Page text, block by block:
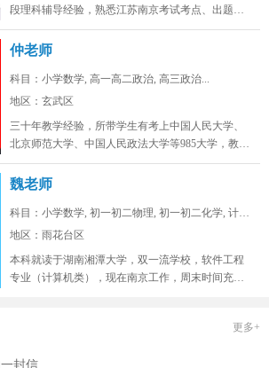
段理科辅导经验，熟悉江苏南京考试考点、出题思
路，擅长补差提分、五升...
仲老师
科目：小学数学, 高一高二政治, 高三政治...
地区：玄武区
三十年教学经验，所带学生有考上中国人民大学、
北京师范大学、中国人民政法大学等985大学，教学
态度认真，品德高尚。...
魏老师
科目：小学数学, 初一初二物理, 初一初二化学, 计算...
地区：雨花台区
本科就读于湖南湘潭大学，双一流学校，软件工程
专业（计算机类），现在南京工作，周末时间充
更多+
封信